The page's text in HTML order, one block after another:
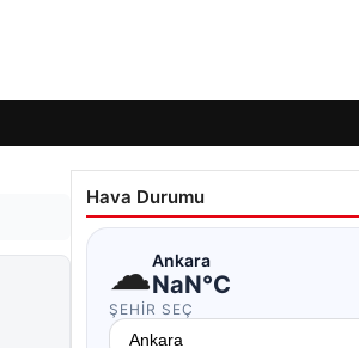
Hava Durumu
☁Ankara
NaN°C
ŞEHIR SEÇ